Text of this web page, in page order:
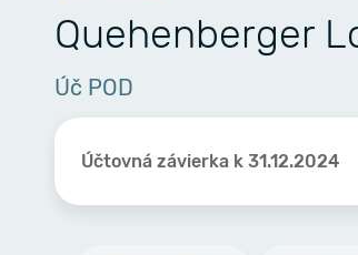
Quehenberger
Úč POD
Účtovná závierka k 31.12.2024